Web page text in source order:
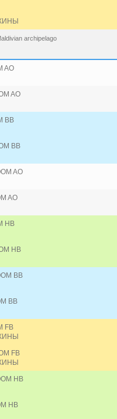
archipelago
AO
AO
BB
BB
AO
AO
HB
HB
BB
BB
FB
FB
HB
HB